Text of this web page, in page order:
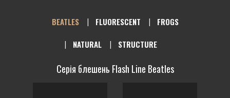
BEATLES FLUORESCENT
FROGS
NATURAL
STRUCTURE
Серія блешень Flash Line Beatles